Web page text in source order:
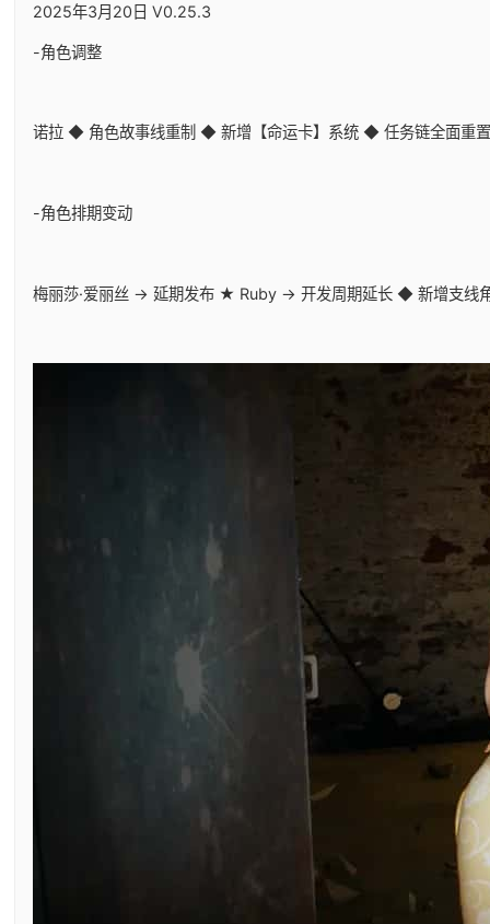
2025年3月20日 V0.25.3
-角色调整
诺拉 ◆ 角色故事线重制 ◆ 新增【命运卡】系统 ◆ 任务链全面重
-角色排期变动
梅丽莎·爱丽丝 → 延期发布 ★ Ruby → 开发周期延长 ◆ 新增支线